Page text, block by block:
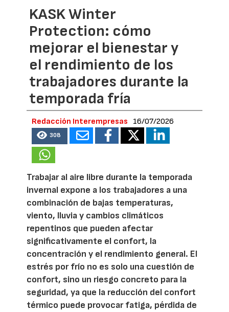
KASK Winter
Protection: cómo
mejorar el bienestar y
el rendimiento de los
trabajadores durante la
temporada fría
Redacción Interempresas 16/07/2026
308
Trabajar al aire libre durante la temporada
invernal expone a los trabajadores a una
combinación de bajas temperaturas,
viento, lluvia y cambios climáticos
repentinos que pueden afectar
significativamente el confort, la
concentración y el rendimiento general. El
estrés por frío no es solo una cuestión de
confort, sino un riesgo concreto para la
seguridad, ya que la reducción del confort
térmico puede provocar fatiga, pérdida de